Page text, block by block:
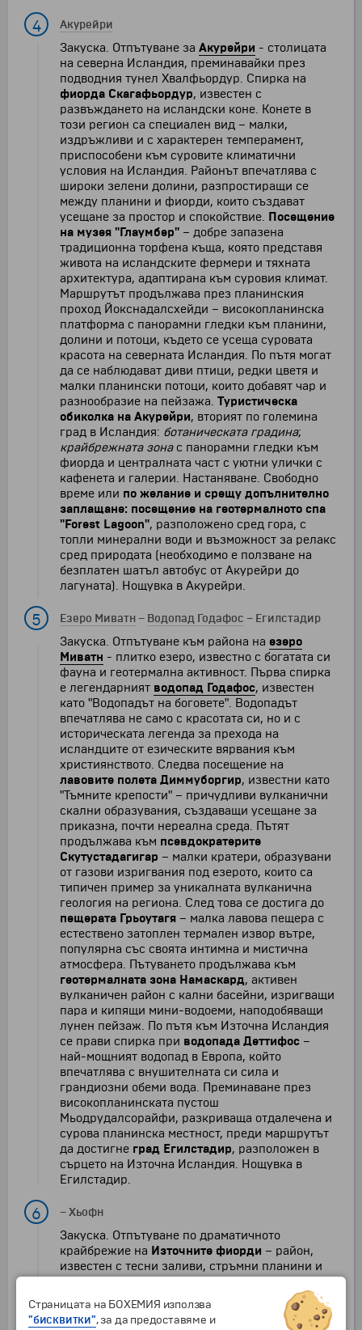
4 Акурейри
Закуска. Отпътуване за Акурейри - столицата
на северна Исландия, преминавайки през
подводния тунел Хвалфьордур. Спирка на
фиорда Скагафьордур, известен с
развъждането на исландски коне. Конете в
този регион са специален вид – малки,
издръжливи и с характерен темперамент,
приспособени към суровите климатични
условия на Исландия. Районът впечатлява с
широки зелени долини, разпростиращи се
между планини и фиорди, които създават
усещане за простор и спокойствие. Посещение
на музея "Глаумбер" – добре запазена
традиционна торфена къща, която представя
живота на исландските фермери и тяхната
архитектура, адаптирана към суровия климат.
Маршрутът продължава през планинския
проход Йокснадалсхейди – високопланинска
платформа с панорамни гледки към планини,
долини и потоци, където се усеща суровата
красота на северната Исландия. По пътя могат
да се наблюдават диви птици, редки цветя и
малки планински потоци, които добавят чар и
разнообразие на пейзажа. Туристическа
обиколка на Акурейри, вторият по големина
град в Исландия: ботаническата градина;
крайбрежната зонас панорамни гледки към
фиорда и централната част с уютни улички с
кафенета и галерии. Настаняване. Свободно
време или по желание и срещу допълнително
заплащане: посещение на геотермалното спа
"Forest Lagoon", разположено сред гора, с
топли минерални води и възможност за релакс
сред природата (необходимо е ползване на
безплатен шатъл автобус от Акурейри до
лагуната). Нощувка в Акурейри.
5 Езеро Миватн – Водопад Годафос – Егилстадир
Закуска. Отпътуване към района на езеро
Миватн - плитко езеро, известно с богатата си
фауна и геотермална активност. Първа спирка
е легендарният водопад Годафос, известен
като "Водопадът на боговете". Водопадът
впечатлява не само с красотата си, но и с
историческата легенда за прехода на
исландците от езическите вярвания към
християнството. Следва посещение на
лавовите полета Диммуборгир, известни като
"Тъмните крепости" – причудливи вулканични
скални образувания, създаващи усещане за
приказна, почти нереална среда. Пътят
продължава към псевдократерите
Скутустадагигар – малки кратери, образувани
от газови изригвания под езерото, които са
типичен пример за уникалната вулканична
геология на региона. След това се достига до
пещерата Грьоутагя – малка лавова пещера с
естествено затоплен термален извор вътре,
популярна със своята интимна и мистична
атмосфера. Пътуването продължава към
геотермалната зона Намаскард, активен
вулканичен район с кални басейни, изригващи
пара и кипящи мини-водоеми, наподобяващи
лунен пейзаж. По пътя към Източна Исландия
се прави спирка при водопада Деттифос –
най-мощният водопад в Европа, който
впечатлява с внушителната си сила и
грандиозни обеми вода. Преминаване през
високопланинската пустош
Мьодрудалсорайфи, разкриваща отдалечена и
сурова планинска местност, преди маршрутът
да достигне град Егилстадир, разположен в
сърцето на Източна Исландия. Нощувка в
Егилстадир.
6 –Хьофн
Закуска. Отпътуване по драматичното
крайбрежие на Източните фиорди – район,
известен с тесни заливи, стръмни планини и
живописни рибарски селища, запазили своя
автентичен чар и непокътнати от масовия
туризъм. По пътя могат да се видят чисти
Страницата на БОХЕМИЯ използва
"бисквитки", за да предоставяме и